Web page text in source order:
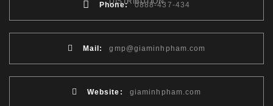
Phone: 0888-437-434
Mail: gmp@giaminhpham.com
Website: giaminhpham.com